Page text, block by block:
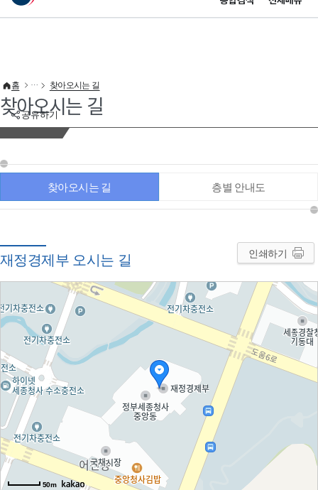
이 누리집은 대한민국 공식 전자정부 누리집입니다.
공유하기
홈 찾아오시는 길
찾아오시는 길
찾아오시는 길 층별 안내도
재정경제부 오시는 길 인쇄하기
50m